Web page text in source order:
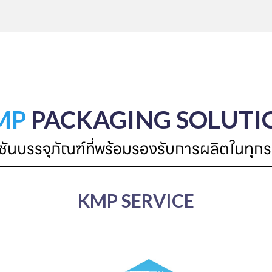
PACKAGING
นบรรจุภัณฑ์ที่พร้อมรองรับการผลิตในทุก
KMP SERVICE